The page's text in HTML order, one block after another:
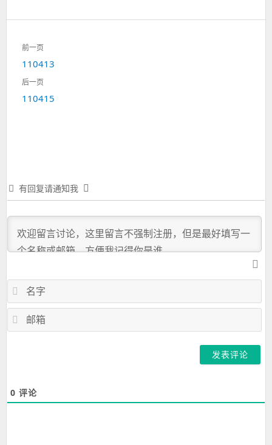
文
章
导
航
前一页
上
一
110413
后一页
下
110415
有回复请通知我
0 评论